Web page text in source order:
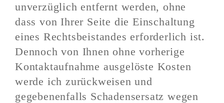
unverzüglich entfernt werden, ohne
dass von Ihrer Seite die Einschaltung
eines Rechtsbeistandes erforderlich ist.
Dennoch von Ihnen ohne vorherige
Kontaktaufnahme ausgelöste Kosten
werde ich zurückweisen und
gegebenenfalls Schadensersatz wegen